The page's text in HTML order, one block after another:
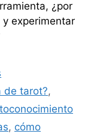
¿por
experimentar
de tarot?,
, cómo